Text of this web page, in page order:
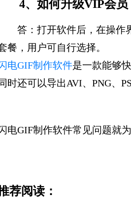
4、如何升级VIP会员
答：打开软件后，在操作界
餐，用户可自行选择。
电GIF制作软件是一款能够
时还可以导出AVI、PNG、
电GIF制作软件常见问题就
荐阅读：